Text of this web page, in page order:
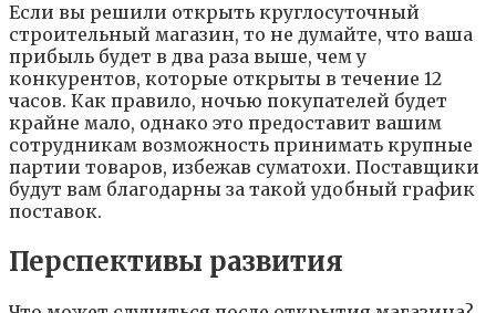
Если вы решили открыть круглосуточный
строительный магазин, то не думайте, что ваша
прибыль будет в два раза выше, чем у
конкурентов, которые открыты в течение 12
часов. Как правило, ночью покупателей будет
крайне мало, однако это предоставит вашим
сотрудникам возможность принимать крупные
партии товаров, избежав суматохи. Поставщики
будут вам благодарны за такой удобный график
поставок.
Перспективы развития